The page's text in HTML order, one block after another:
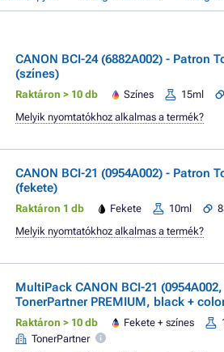
CANON BCI-24 (6882A002) - Patron
(színes)
Raktáron > 10 db Színes 15ml
Melyik nyomtatókhoz alkalmas a termék?
CANON BCI-21 (0954A002) - Patron
(fekete)
Raktáron 1 db Fekete 10ml
Melyik nyomtatókhoz alkalmas a termék?
MultiPack CANON BCI-21
TonerPartner PREMIUM, black +
Raktáron > 10 db Fekete + színes
TonerPartner